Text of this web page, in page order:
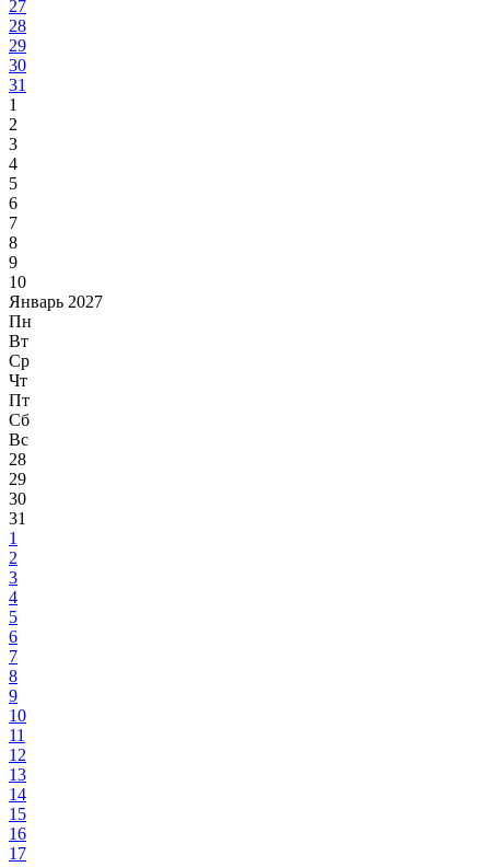
27
28
29
30
31
1
2
3
4
5
6
7
8
9
10
Январь 2027
Пн
Вт
Ср
Чт
Пт
Сб
Вс
28
29
30
31
1
2
3
4
5
6
7
8
9
10
11
12
13
14
15
16
17